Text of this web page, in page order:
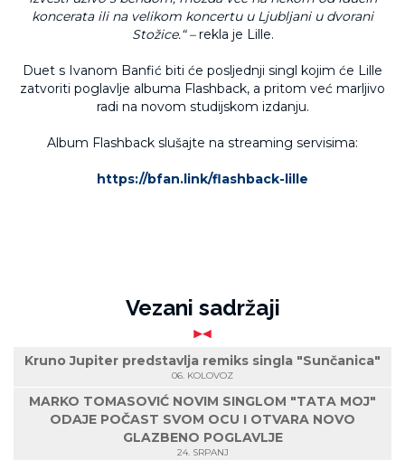
koncerata ili na velikom koncertu u Ljubljani u dvorani
Stožice.“ –rekla je Lille.
Duet s Ivanom Banfić biti će posljednji singl kojim će Lille
zatvoriti poglavlje albuma Flashback, a pritom već marljivo
radi na novom studijskom izdanju.
Album Flashback slušajte na streaming servisima:
https://bfan.link/flashback-lille
Vezani sadržaji
Kruno Jupiter predstavlja remiks singla "Sunčanica"
06. KOLOVOZ
MARKO TOMASOVIĆ NOVIM SINGLOM "TATA MOJ"
ODAJE POČAST SVOM OCU I OTVARA NOVO
GLAZBENO POGLAVLJE
24. SRPANJ